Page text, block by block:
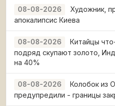
08-08-2026
Художник,
апокалипсис Киева
08-08-2026
Китайцы
подряд скупают золото,
на 40%
08-08-2026
Колобок из
предупредили - границы